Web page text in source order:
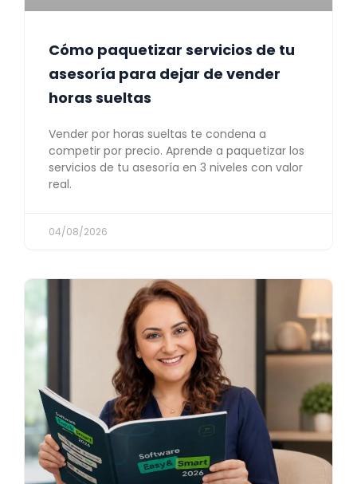
Cómo paquetizar servicios de tu
asesoría para dejar de vender
horas sueltas
Vender por horas sueltas te condena a
competir por precio. Aprende a paquetizar los
servicios de tu asesoría en 3 niveles con valor
real.
04/08/2026